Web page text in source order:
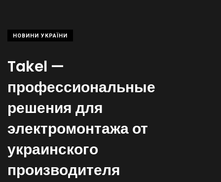
НОВИНИ УКРАЇНИ
Takel —
профессиональные
решения для
электромонтажа от
украинского
производителя